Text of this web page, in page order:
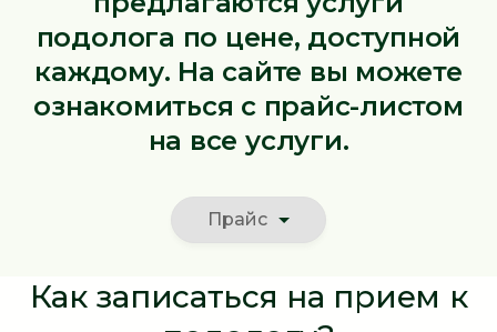
подолога по цене, доступной
каждому. На сайте вы можете
ознакомиться с прайс-листом
на все услуги.
Прайс
Как записаться на прием к